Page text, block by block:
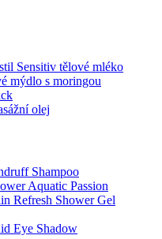
Sensitiv tělové mléko
mýdlo s moringou
olej
Shampoo
Aquatic Passion
Refresh Shower Gel
Eye Shadow